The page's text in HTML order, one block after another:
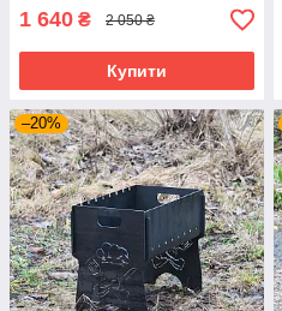
1 640 ₴ 2 050 ₴
Купити
–20%